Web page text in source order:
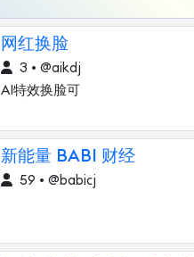
网红换脸
3 • @aikdj
AI特效换脸可
新能量 BABI 财经
59 • @babicj